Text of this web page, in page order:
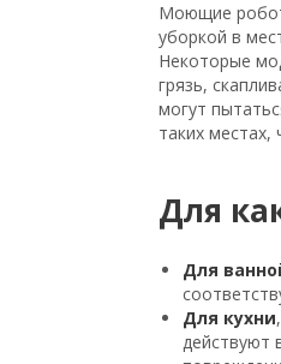
Моющие
уборкой в
Некоторые
грязь,
могут
таких
Для
Для
Для кухни
действуют